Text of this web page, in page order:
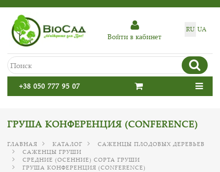
RU UA
Войти в кабинет
+38 050 777 95 07
ГРУША КОНФЕРЕНЦИЯ (CONFERENCE)
ГЛАВНАЯ КАТАЛОГ
САЖЕНЦЫ ПЛОДОВЫХ ДЕРЕВЬЕВ
САЖЕНЦЫ ГРУШИ
СРЕДНИЕ (ОСЕННИЕ) СОРТА ГРУШИ
ГРУША КОНФЕРЕНЦИЯ (CONFERENCE)